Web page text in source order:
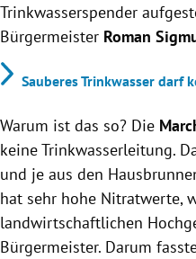
Trinkwasserspender
Bürgermeister Roman
Sauberes Trinkwasser darf
Warum ist das so? Die
keine Trinkwasserleitung.
und je aus den
hat sehr hohe Nitratwerte,
landwirtschaftlichen
Bürgermeister. Darum